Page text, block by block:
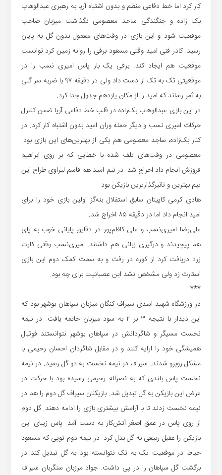
کار کرد اما خط دفاعی منظم و بدون اشتباه آریا به رهبری عبدالوهاب
بک زاده و جنگندگی ساجد معصومی نگذاشت میزبان صاحب
موقعیت شود و این بازی در وقت‌های معمول بدون گل به پایان
رسید. کادر فنی امید وقتی مسعود برفی را روانه زمین کرد توانست
موقعیت هم ایجاد کند. برفی یک بار پاس امیری نسب را در
موقعیتی تک به تک از دست داد ولی در دقیقه ۹۷ با ضربه سر گلی
به ثمر رساند که امید را از مکان یازدهم جدول جدا کرد.
در این بازی عبدالوهاب بک‌زاده در قلب خط دفاعی آریا ضمن کنترل
حرکات امیری نسب و دیگر حمله وران امید بدون اشتباه کار کرد. در
کنار بک‌زاده، ساجد معصومی هم یکی از بهترین‌های این بازی بود.
معصومی در وقت‌های تلف شده با خطایی که بر روی ابراهیم
فروزش انجام داد اخراج شد. در تیم امید هم قاسم لیراوی طراح این
تیم بهترین و تاثیرگذارترین بازیکن بود.
هادی کرمی کاپیتان سابق استقلال بنه‌گز اولین بازی خود را برای
امید انجام داد اما در دقیقه ۸۵ اخراج شد.
علی‌رضا امیری‌نسب و علی کاظم‌پور در دقایق پایانی خوب به پای
هم پیچیدند و درگیری زبانی هم داشتند. امیری‌نسب وقتی کارت
زرد دریافت کرد از کوره در رفت و به سمت کمک دوم این بازی
استارت زد ولی مشخص نشد این عصبانیت برای چه بود.
***
در ورزشگاه شهید اسدی سیراف کنگان میزبان سپاهان بوشهر بود که
این دیدار با نتیجه ۳ بر ۲ به سود میزبان خاتمه یافت. در نیمه
نخست مسیگر و شاگردانش در سپاهان بوشهر نتوانستند فوتبال
همیشگی خود را ارایه کنند و در مقابل شاگردان احسان رحیمی با
مشکل روبرو شدند. سیراف در نیمه نخست به دو گل رسید. در نیمه
نخست پاس بلندی که به نصراله رحیمی رسیده بود با حرکت در
عرض این بازیکن به گل تبدیل شد. بازیکنان سیراف گل دوم را هم در
نیمه نخست زدند تا با آرامش بیشتری بازی را ادامه دهند. گل دوم
از روی پاس در عمق اصغر آتش‌کار به دست آمد. پاس زیبای این
بازیکن را عقیل ربیعی به گل بدل کرد. در نیمه دوم توپی که مسعود
خیاط در موقعیت تک به تک نتوانسته بود به گل تبدیل کند در
برگشت گل سپاهان را در پی داشت. جواد مرزبان سنگربان سیراف